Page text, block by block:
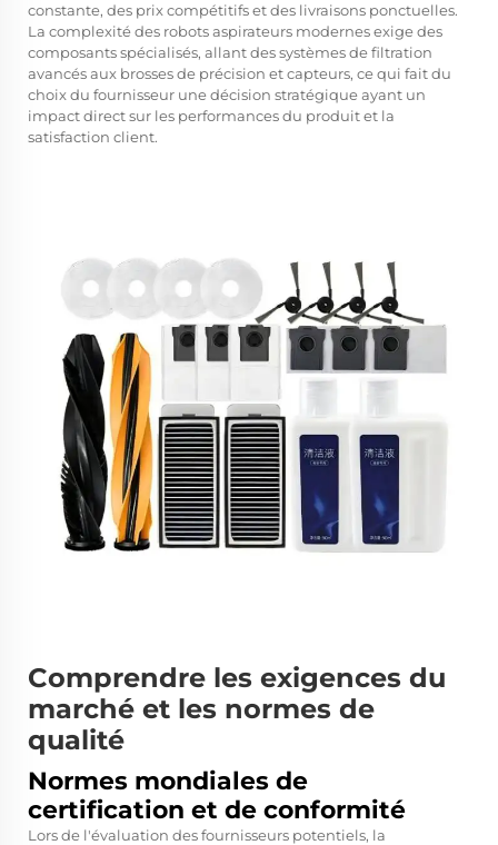
constante, des prix compétitifs et des livraisons ponctuelles.
La complexité des robots aspirateurs modernes exige des
composants spécialisés, allant des systèmes de filtration
avancés aux brosses de précision et capteurs, ce qui fait du
choix du fournisseur une décision stratégique ayant un
impact direct sur les performances du produit et la
satisfaction client.
Comprendre les exigences du
marché et les normes de
qualité
Normes mondiales de
certification et de conformité
Lors de l'évaluation des fournisseurs potentiels, la